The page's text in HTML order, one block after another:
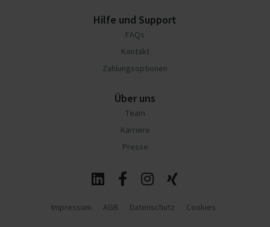
Hilfe und Support
FAQs
Kontakt
Zahlungsoptionen
Über uns
Team
Karriere
Presse
Impressum AGB Datenschutz Cookies